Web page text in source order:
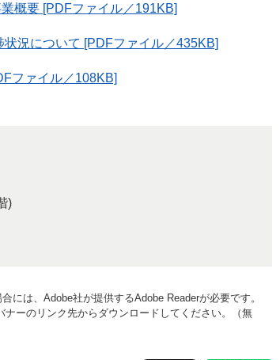
概要 [PDFファイル／191KB]
況について [PDFファイル／435KB]
ファイル／108KB]
)
には、Adobe社が提供するAdobe Readerが必要です。
ナーのリンク先からダウンロードしてください。（無